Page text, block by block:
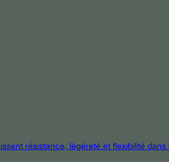
résistance, légèreté et flexibilité dans